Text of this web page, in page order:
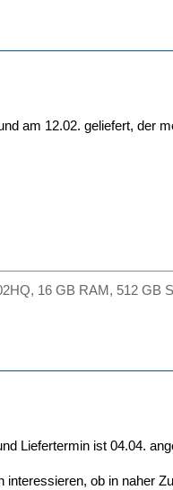
am 12.02. geliefert, der
16 GB RAM, 512 GB
Liefertermin ist 04.04.
interessieren, ob in naher